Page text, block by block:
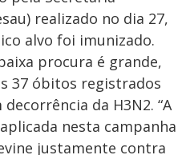
realizado no dia 27,
alvo foi imunizado.
procura é grande,
37 óbitos registrados
da H3N2. “A
nesta campanha
justamente contra